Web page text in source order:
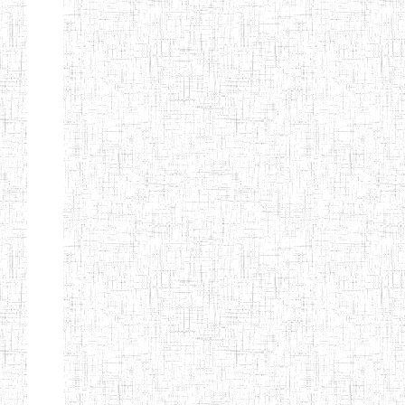
Etablissements
d'enseignement
secondaire
technique
et
professionnel
ESTP
Etablissements